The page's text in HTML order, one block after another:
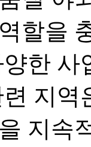
할을
한 사
련 지
지속